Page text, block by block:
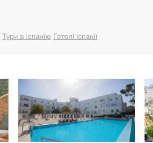
Тури в Іспанію Готелі Іспанії